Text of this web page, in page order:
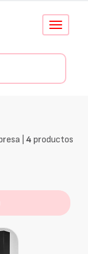
Conmutar
| 4 productos